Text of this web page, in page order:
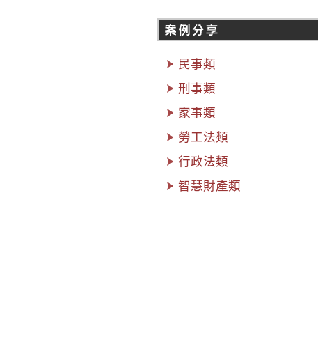
民事類
刑事類
家事類
勞工法類
行政法類
智慧財產類